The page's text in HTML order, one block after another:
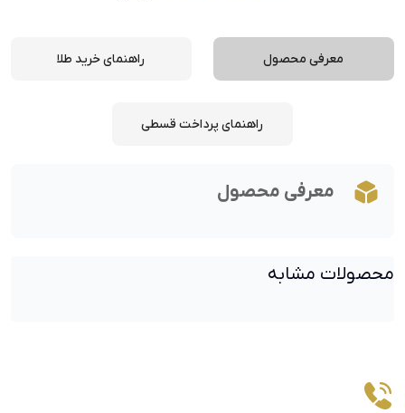
معرفی محصول راهنمای خرید طلا
راهنمای پرداخت قسطی
معرفی محصول
محصولات مشابه